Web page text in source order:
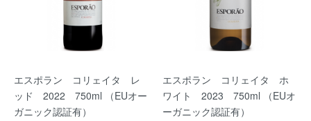
エスポラン コリェイタ レ
ッド 2022 750ml （EUオー
ガニック認証有）
エスポラン コリェイタ ホ
ワイト 2023 750ml （EUオ
ーガニック認証有）